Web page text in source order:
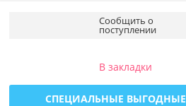
Сообщить о
поступлении
В закладки
СПЕЦИАЛЬНЫЕ ВЫГОДНЫЕ